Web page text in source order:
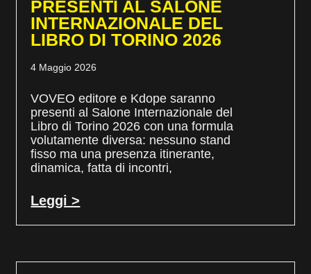
PRESENTI AL SALONE
INTERNAZIONALE DEL
LIBRO DI TORINO 2026
4 Maggio 2026
VOVEO editore e Kdope saranno
presenti al Salone Internazionale del
Libro di Torino 2026 con una formula
volutamente diversa: nessuno stand
fisso ma una presenza itinerante,
dinamica, fatta di incontri,
Leggi >